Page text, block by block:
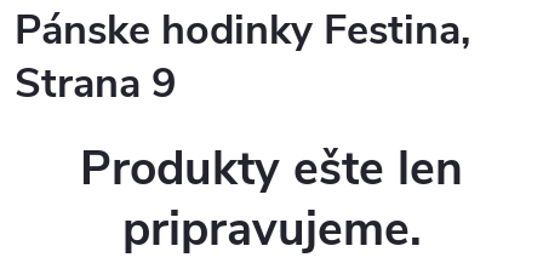
Pánske hodinky Festina,
Strana 9
Produkty ešte len
pripravujeme.